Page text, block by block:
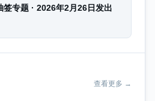
签专题 · 2026年2月26日发出
查看更多 →